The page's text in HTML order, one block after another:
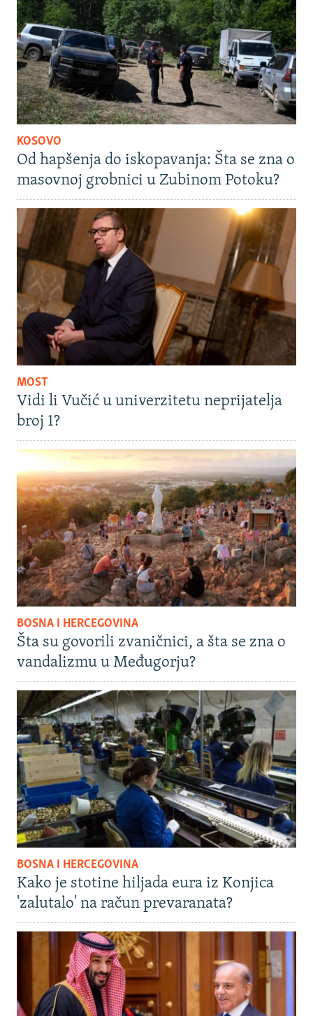
KOSOVO
Od hapšenja do iskopavanja: Šta se zna o
masovnoj grobnici u Zubinom Potoku?
MOST
Vidi li Vučić u univerzitetu neprijatelja
broj 1?
BOSNA I HERCEGOVINA
Šta su govorili zvaničnici, a šta se zna o
vandalizmu u Međugorju?
BOSNA I HERCEGOVINA
Kako je stotine hiljada eura iz Konjica
'zalutalo' na račun prevaranata?